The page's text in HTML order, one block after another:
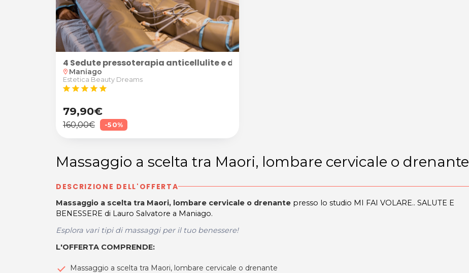
4 Sedute pressoterapia anticellulite e drenante
location_on Maniago
Estetica Beauty Dreams
star star star star star
79,90€
160,00€ -50%
Massaggio a scelta tra Maori, lombare cervicale o drenante
DESCRIZIONE DELL'OFFERTA
Massaggio a scelta tra Maori, lombare cervicale o drenante presso lo studio MI FAI VOLARE.. SALUTE E
BENESSERE di Lauro Salvatore a Maniago.
Esplora vari tipi di massaggi per il tuo benessere!
L'OFFERTA COMPRENDE:
Massaggio a scelta tra Maori, lombare cervicale o drenante